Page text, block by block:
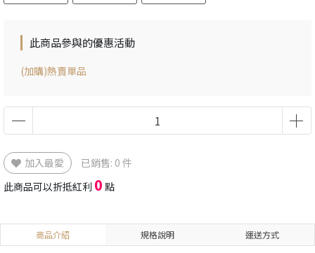
此商品參與的優惠活動
(加購)熱賣單品
加入最愛
已銷售: 0 件
此商品可以折抵紅利 0 點
商品介紹 規格說明 運送方式